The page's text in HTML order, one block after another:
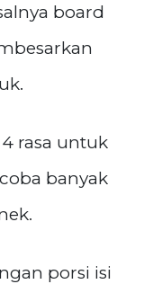
board
rasa untuk
banyak
porsi isi